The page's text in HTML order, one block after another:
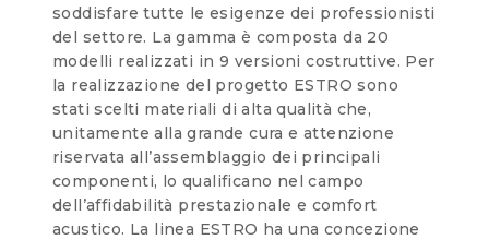
soddisfare tutte le esigenze dei professionisti
del settore. La gamma è composta da 20
modelli realizzati in 9 versioni costruttive. Per
la realizzazione del progetto ESTRO sono
stati scelti materiali di alta qualità che,
unitamente alla grande cura e attenzione
riservata all’assemblaggio dei principali
componenti, lo qualificano nel campo
dell’affidabilità prestazionale e comfort
acustico. La linea ESTRO ha una concezione